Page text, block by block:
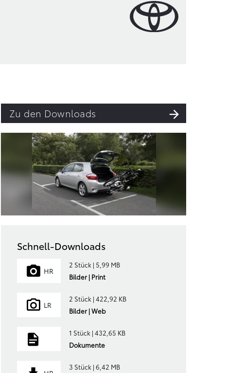
Zu den Downloads
Schnell-Downloads
HR
2 Stück | 5,99 MB
Bilder | Print
LR
2 Stück | 422,92 KB
Bilder | Web
1 Stück | 432,65 KB
Dokumente
3 Stück | 6,42 MB